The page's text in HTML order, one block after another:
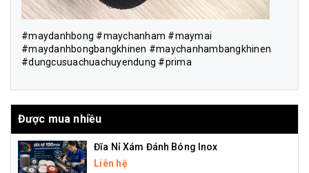
#maydanhbong #maychanham #maymai
#maydanhbongbangkhinen #maychanhambangkhinen
#dungcusuachuachuyendung #prima
Được mua nhiều
Đĩa Nỉ Xám Đánh Bóng Inox
Liên hệ